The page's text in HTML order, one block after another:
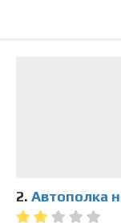
2. Автополка